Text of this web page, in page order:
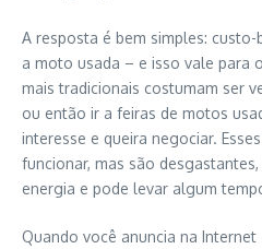
A resposta é bem simples:
a moto usada – e isso vale para
mais tradicionais costumam ser
ou então ir a feiras de motos
interesse e queira negociar.
funcionar, mas são
energia e pode levar algum
Quando você anuncia na